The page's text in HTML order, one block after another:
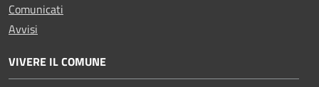
Comunicati
Avvisi
VIVERE IL COMUNE